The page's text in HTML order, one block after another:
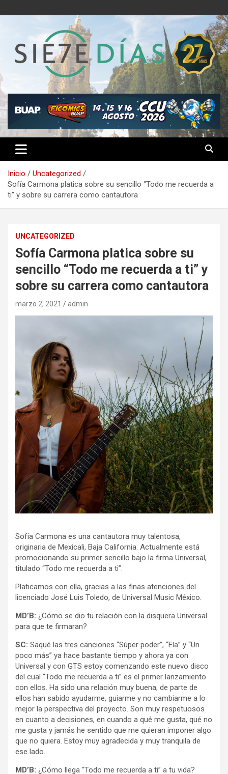
al
Semanario 7 Días
Inicio
Uncategorized
Sofía Carmona platica sobre su sencillo “Todo me recuerda a
ti” y sobre su carrera como cantautora
UNCATEGORIZED
Sofía Carmona platica sobre su
sencillo “Todo me recuerda a ti” y
sobre su carrera como cantautora
marzo 2, 2021 admin
Sofía Carmona es una cantautora muy talentosa,
originaria de Mexicali, Baja California. Actualmente está
promocionando su primer sencillo bajo la firma Universal,
titulado “Todo me recuerda a ti”.
Platicamos con ella, gracias a las finas atenciones del
licenciado José Luis Toledo, de Universal Music México.
MD’B: ¿Cómo se dio tu relación con la disquera Universal
para que te firmaran?
SC: Saqué las tres canciones “Súper poder”, “Ela” y “Un
poco más” ya hace bastante tiempo y ahora ya con
Universal y con GTS estoy comenzando este nuevo disco
del cual “Todo me recuerda a ti” es el primer lanzamiento
con ellos. Ha sido una relación muy buena; de parte de
ellos han sabido ayudarme, guiarme y no cambiarme a lo
mejor la perspectiva del proyecto. Son muy respetuosos
en cuanto a decisiones, en cuando a qué me gusta, qué no
me gusta y jamás he sentido que me quieran imponer algo
que no quiera. Estoy muy agradecida y muy tranquila de
ese lado.
MD’B: ¿Cómo llega “Todo me recuerda a ti” a tu vida?